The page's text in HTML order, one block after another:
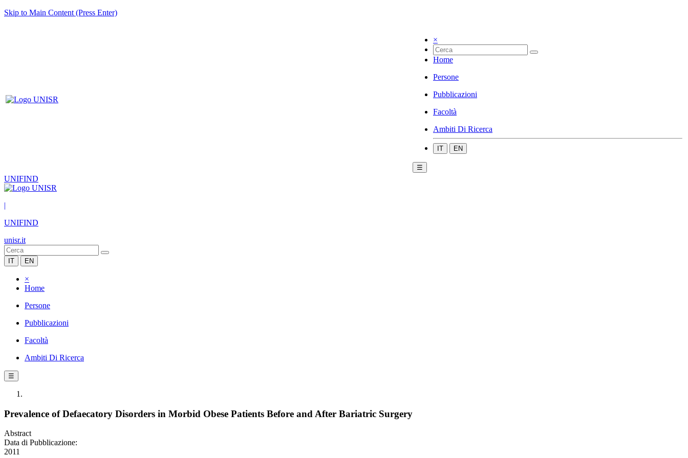
Skip to Main Content (Press Enter)
×
Home
Persone
Pubblicazioni
Facoltà
Ambiti Di Ricerca
IT EN
☰
UNIFIND
|
UNIFIND
unisr.it
IT EN
×
Home
Persone
Pubblicazioni
Facoltà
Ambiti Di Ricerca
☰
Prevalence of Defaecatory Disorders in Morbid Obese Patients Before and After Bariatric Surgery
Abstract
Data di Pubblicazione:
2011